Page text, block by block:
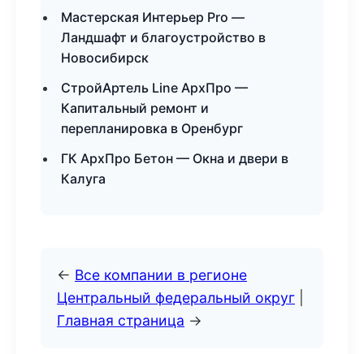
Мастерская Интерьер Pro —
Ландшафт и благоустройство в
Новосибирск
СтройАртель Line АрхПро —
Капитальный ремонт и
перепланировка в Оренбург
ГК АрхПро Бетон — Окна и двери в
Калуга
← Все компании в регионе
Центральный федеральный округ
Главная страница →